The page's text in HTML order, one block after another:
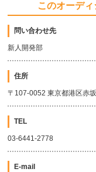
このオーデ
問い合わせ先
新人開発部
住所
〒107-0052 東京都港区赤
TEL
03-6441-2778
E-mail